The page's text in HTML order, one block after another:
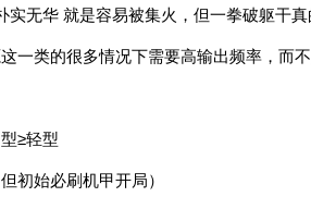
无华 就是容易被集火，但一拳破躯干真
一类的很多情况下需要高输出频率，而
≥轻型
初始必刷机甲开局）